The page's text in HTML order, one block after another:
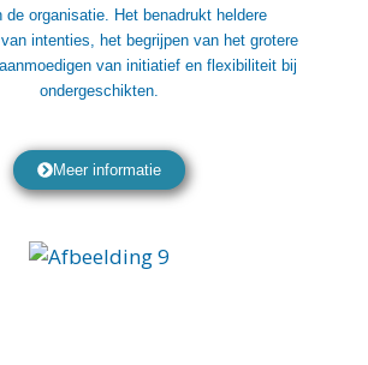
de organisatie. Het benadrukt heldere
intenties, het begrijpen van het grotere
van initiatief en flexibiliteit bij
ondergeschikten.
Meer informatie